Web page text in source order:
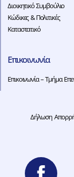
Διοικητικό Συμβούλιο
Κώδικες & Πολιτικές
Καταστατικό
Επικοινωνία
Επικοινωνία – Τμήμα
Δήλωση